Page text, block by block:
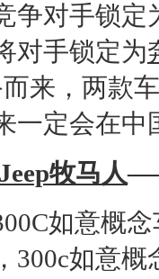
争对手锁定
对手锁定为
来，两款
一定会在中
Jeep牧马人
如意概
300c如意概